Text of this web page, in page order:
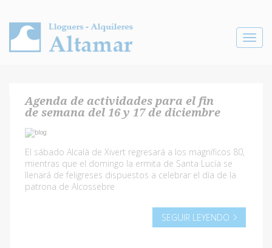
Toggle
Agenda de actividades para el fin
de semana del 16 y 17 de diciembre
El sábado Alcalà de Xivert regresará a los magníficos 80,
mientras que el domingo la ermita de Santa Lucía se
llenará de feligreses dispuestos a celebrar el día de la
patrona de Alcossebre
SEGUIR LEYENDO